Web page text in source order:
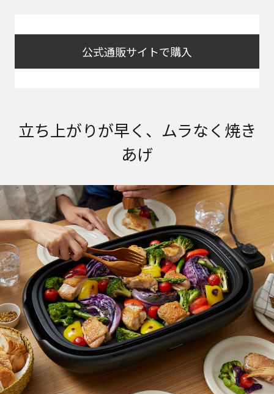
公式通販サイトで購入
立ち上がりが早く、ムラなく焼き
あげ